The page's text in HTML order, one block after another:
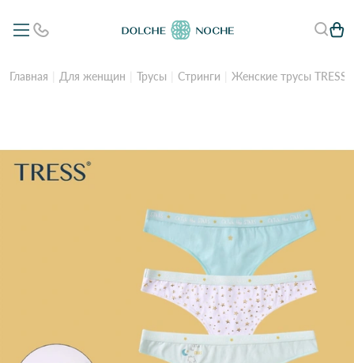
Главная Для женщин Трусы Стринги Женские трусы TRESS